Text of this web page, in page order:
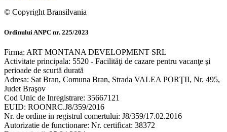
© Copyright Bransilvania
Ordinului ANPC nr. 225/2023
Firma: ART MONTANA DEVELOPMENT SRL
Activitate principala: 5520 - Facilităţi de cazare pentru vacanţe şi
perioade de scurtă durată
Adresa: Sat Bran, Comuna Bran, Strada VALEA PORŢII, Nr. 495,
Judet Braşov
Cod Unic de Inregistrare: 35667121
EUID: ROONRC.J8/359/2016
Nr. de ordine in registrul comertului: J8/359/17.02.2016
Autorizatie de functionare: Nr. certificat: 38372